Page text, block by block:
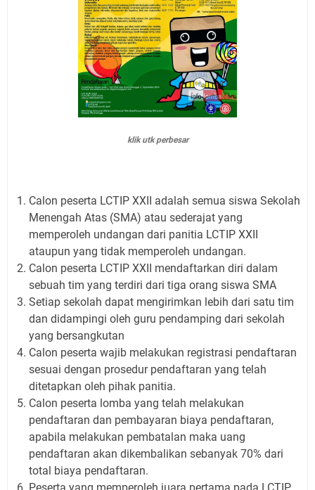
klik utk perbesar
Calon peserta LCTIP XXII adalah semua siswa Sekolah
Menengah Atas (SMA) atau sederajat yang
memperoleh undangan dari panitia LCTIP XXII
ataupun yang tidak memperoleh undangan.
Calon peserta LCTIP XXII mendaftarkan diri dalam
sebuah tim yang terdiri dari tiga orang siswa SMA
Setiap sekolah dapat mengirimkan lebih dari satu tim
dan didampingi oleh guru pendamping dari sekolah
yang bersangkutan
Calon peserta wajib melakukan registrasi pendaftaran
sesuai dengan prosedur pendaftaran yang telah
ditetapkan oleh pihak panitia.
Calon peserta lomba yang telah melakukan
pendaftaran dan pembayaran biaya pendaftaran,
apabila melakukan pembatalan maka uang
pendaftaran akan dikembalikan sebanyak 70% dari
total biaya pendaftaran.